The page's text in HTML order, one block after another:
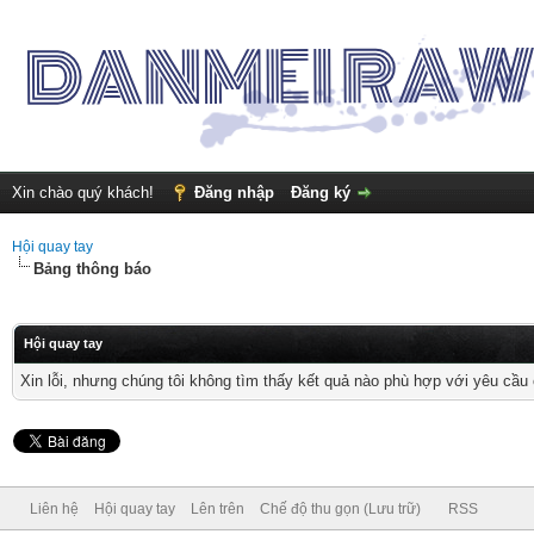
Xin chào quý khách! Đăng nhập Đăng ký
Hội quay tay
Bảng thông báo
Hội quay tay
Xin lỗi, nhưng chúng tôi không tìm thấy kết quả nào phù hợp với yêu
Liên hệ Hội quay tay Lên trên Chế độ thu gọn (Lưu trữ) RSS